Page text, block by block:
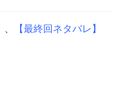
【最終回ネタバレ】